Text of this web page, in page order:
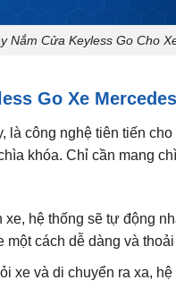
Nắm Cửa Keyless Go Cho
Go Xe Mercedes
là công nghệ tiên tiến
khóa. Chỉ cần mang
hệ thống sẽ tự động
cách dễ dàng và thoải
xe và di chuyển ra xa,